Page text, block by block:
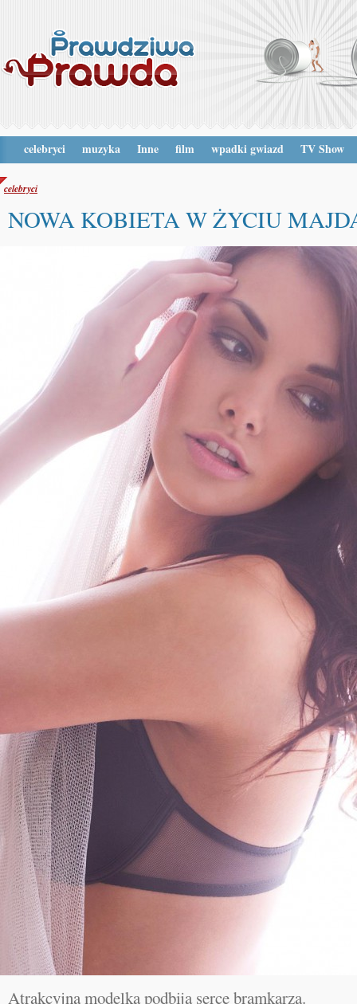
celebryci muzyka Inne film wpadki gwiazd TV Show
celebryci
NOWA KOBIETA W ŻYCIU
Atrakcyjna modelka podbija serce bramkarza.